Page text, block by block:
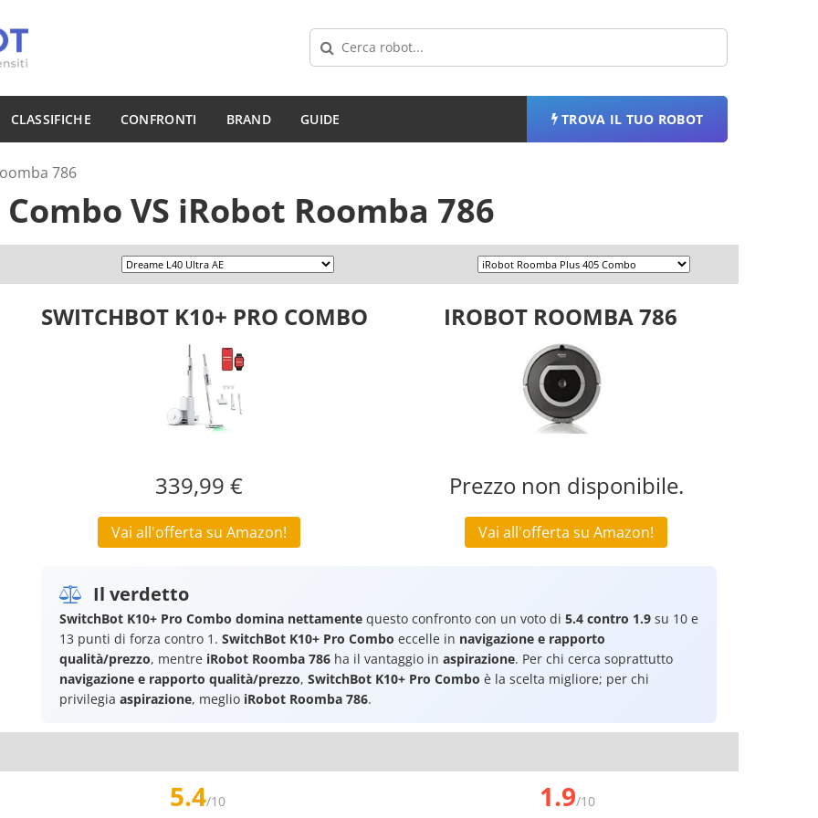
CLASSIFICHE CONFRONTI BRAND GUIDE TROVA IL TUO ROBOT
786
VS iRobot Roomba 786
SWITCHBOT K10+ PRO COMBO IROBOT ROOMBA 786
339,99 €
Vai all'offerta su Amazon!
Prezzo non disponibile.
Vai all'offerta su Amazon!
Il verdetto
SwitchBot K10+ Pro Combo domina nettamente questo confronto con un voto di 5.4 contro 1.9 su 10 e
13 punti di forza contro 1. SwitchBot K10+ Pro Combo eccelle in navigazione e rapporto
qualità/prezzo, mentre iRobot Roomba 786 ha il vantaggio in aspirazione. Per chi cerca soprattutto
navigazione e rapporto qualità/prezzo, SwitchBot K10+ Pro Combo è la scelta migliore; per chi
privilegia aspirazione, meglio iRobot Roomba 786.
5.4/10 1.9/10